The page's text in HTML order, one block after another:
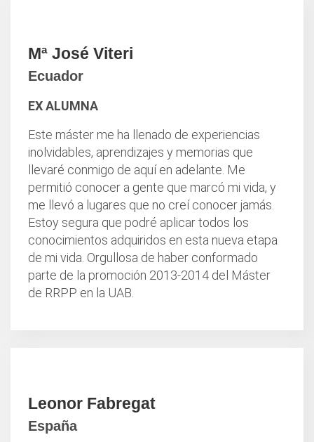
Mª José Viteri
Ecuador
EX ALUMNA
Este máster me ha llenado de experiencias
inolvidables, aprendizajes y memorias que
llevaré conmigo de aquí en adelante. Me
permitió conocer a gente que marcó mi vida, y
me llevó a lugares que no creí conocer jamás.
Estoy segura que podré aplicar todos los
conocimientos adquiridos en esta nueva etapa
de mi vida. Orgullosa de haber conformado
parte de la promoción 2013-2014 del Máster
de RRPP en la UAB.
Leonor Fabregat
España